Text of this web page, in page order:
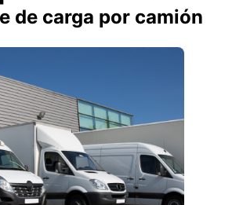
de carga por camión